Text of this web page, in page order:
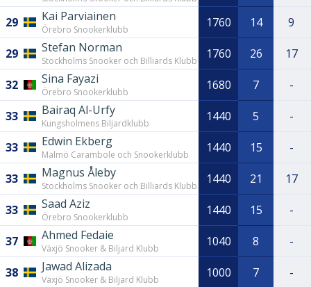
29 Kai Parviainen
Örebro Snookerklubb 1760 14 9
29 Stefan Norman
Stockholms Snooker och Billiards Klubb 1760 26 17
32 Sina Fayazi
Örebro Snookerklubb 1680 7 -
33 Bairaq Al-Urfy
Kungsholmens Biljardklubb 1440 5 -
33 Edwin Ekberg
Malmö Carambole och Snookerklubb 1440 15 -
33 Magnus Åleby
Stockholms Snooker och Billiards Klubb 1440 21 17
33 Saad Aziz
Örebro Snookerklubb 1440 15 -
37 Ahmed Fedaie
Växjö Snooker & Biljard Klubb 1040 8 -
38 Jawad Alizada
Växjö Snooker & Biljard Klubb 1000 7 -